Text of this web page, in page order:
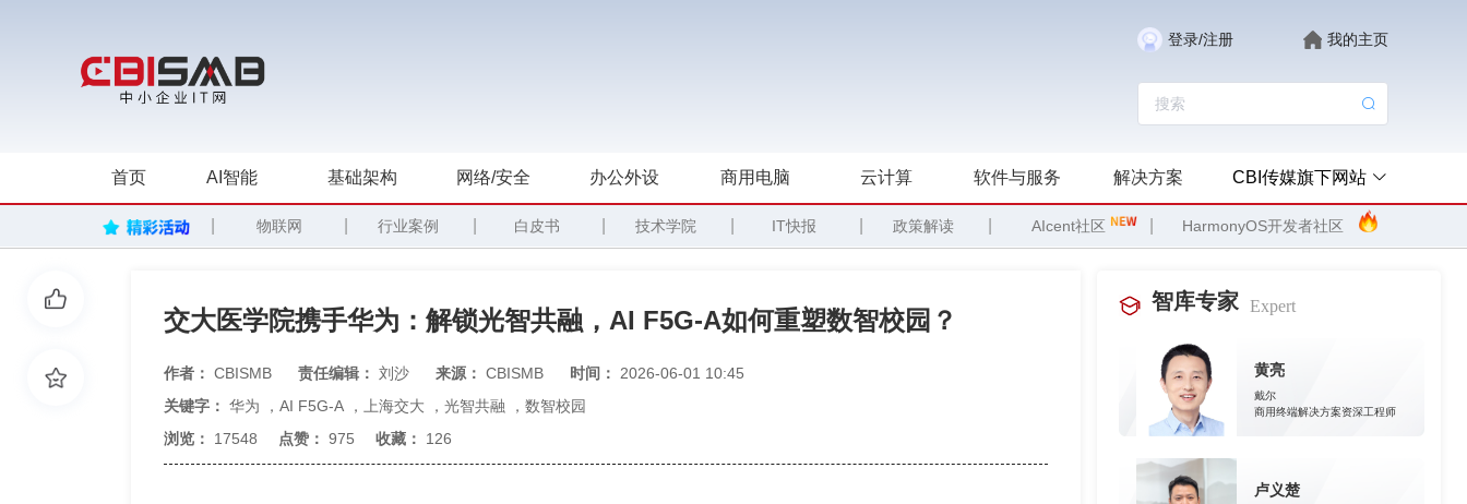
登录/注册 我的主页
首页 AI智能 基础架构 网络/安全 办公外设 商用电脑 云计算 软件与服务 解决方案 CBI传媒旗下网站
物联网 行业案例 白皮书 技术学院 IT快报 政策解读 AIcent社区 HarmonyOS开发者社区
交大医学院携手华为：解锁光智共融，AI F5G-A如何重塑数智校园？
作者： CBISMB 责任编辑： 刘沙 来源： CBISMB 时间： 2026-06-01 10:45
关键字： 华为 ， AI F5G-A ， 上海交大 ， 光智共融 ， 数智校园
浏览： 17548 点赞： 975 收藏： 126
智库专家 Expert
黄亮
戴尔
商用终端解决方案资深工程师
卢义楚